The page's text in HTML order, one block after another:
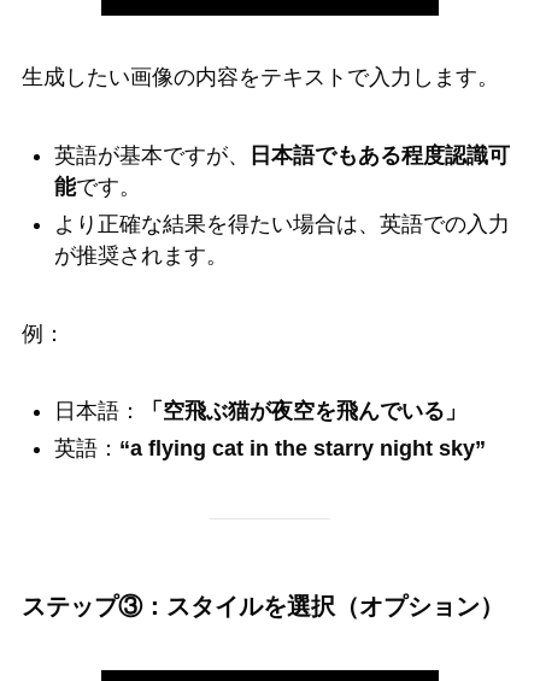
生成したい画像の内容をテキストで入力します。
英語が基本ですが、
日本語でもある程度認識可
能です。
より正確な結果を得たい場合は、英語での入力
が推奨されます。
例：
日本語：
「空飛ぶ猫が夜空を飛んでいる」
英語： “a flying cat in the starry night sky”
ステップ③：スタイルを選択（オプション）